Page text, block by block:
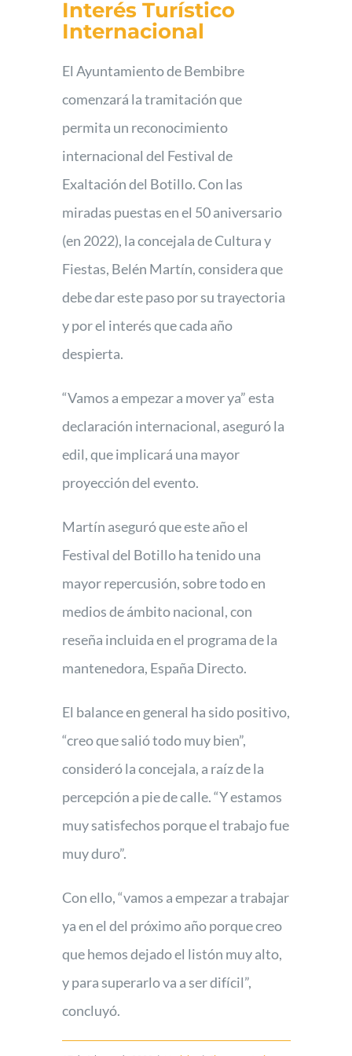
Interés Turístico
Internacional
El Ayuntamiento de Bembibre
comenzará la tramitación que
permita un reconocimiento
internacional del Festival de
Exaltación del Botillo. Con las
miradas puestas en el 50 aniversario
(en 2022), la concejala de Cultura y
Fiestas, Belén Martín, considera que
debe dar este paso por su trayectoria
y por el interés que cada año
despierta.
“Vamos a empezar a mover ya” esta
declaración internacional, aseguró la
edil, que implicará una mayor
proyección del evento.
Martín aseguró que este año el
Festival del Botillo ha tenido una
mayor repercusión, sobre todo en
medios de ámbito nacional, con
reseña incluida en el programa de la
mantenedora, España Directo.
El balance en general ha sido positivo,
“creo que salió todo muy bien”,
consideró la concejala, a raíz de la
percepción a pie de calle. “Y estamos
muy satisfechos porque el trabajo fue
muy duro”.
Con ello, “vamos a empezar a trabajar
ya en el del próximo año porque creo
que hemos dejado el listón muy alto,
y para superarlo va a ser difícil”,
concluyó.